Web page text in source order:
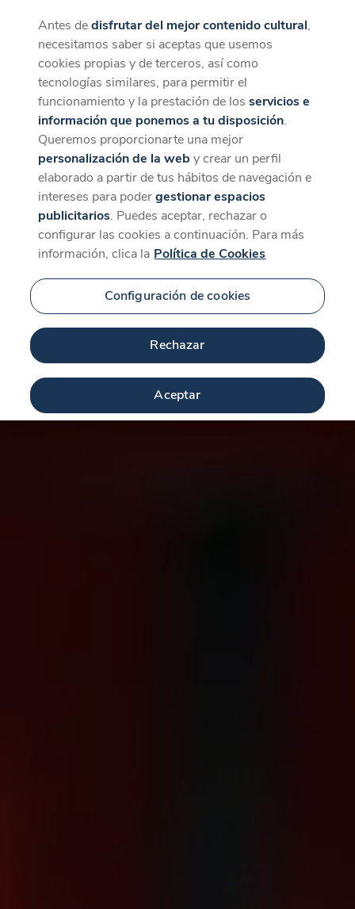
CaixaForum+
La mejor experiencia desde la App
Descargar
Antes dedisfrutar del mejor contenido cultural,
necesitamos saber si aceptas que usemos
cookies propias y de terceros, así como
tecnologías similares, para permitir el
funcionamiento y la prestación de losservicios e
información que ponemos a tu disposición.
Queremos proporcionarte una mejor
personalización de la web y crear un perfil
elaborado a partir de tus hábitos de navegación e
intereses para podergestionar espacios
publicitarios. Puedes aceptar, rechazar o
configurar las cookies a continuación. Para más
información, clica la Política de Cookies
Configuración de cookies
Rechazar
Aceptar